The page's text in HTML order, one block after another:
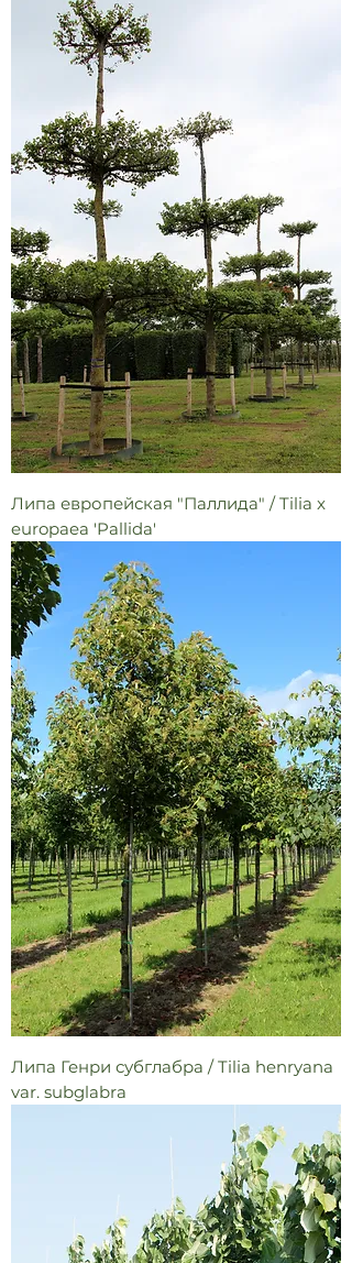
Липа европейская "Паллида" / Tilia x
europaea 'Pallida'
Липа Генри субглабра / Tilia henryana
var. subglabra